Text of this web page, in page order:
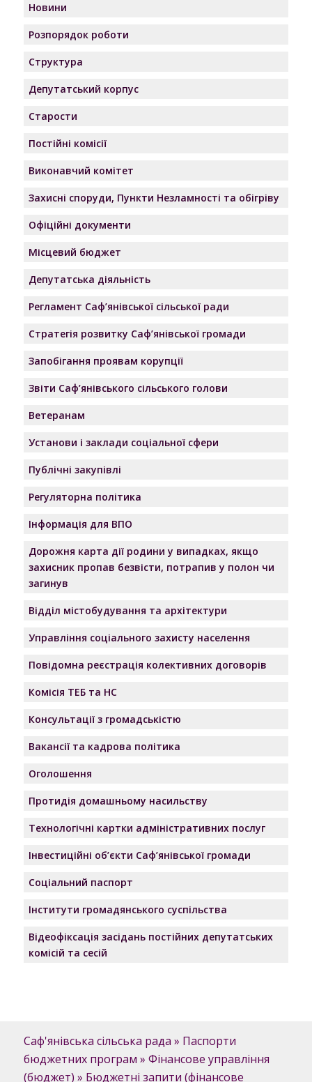
Новини
Розпорядок роботи
Структура
Депутатський корпус
Старости
Постійні комісії
Виконавчий комітет
Захисні споруди, Пункти Незламності та обігріву
Офіційні документи
Місцевий бюджет
Депутатська діяльність
Регламент Саф’янівської сільської ради
Стратегія розвитку Саф’янівської громади
Запобігання проявам корупції
Звіти Саф’янівського сільського голови
Ветеранам
Установи і заклади соціальної сфери
Публічні закупівлі
Регуляторна політика
Інформація для ВПО
Дорожня карта дії родини у випадках, якщо
захисник пропав безвісти, потрапив у полон чи
загинув
Відділ містобудування та архітектури
Управління соціального захисту населення
Повідомна реєстрація колективних договорів
Комісія ТЕБ та НС
Консультації з громадськістю
Вакансії та кадрова політика
Оголошення
Протидія домашньому насильству
Технологічні картки адміністративних послуг
Інвестиційні об’єкти Саф’янівської громади
Соціальний паспорт
Інститути громадянського суспільства
Відеофіксація засідань постійних депутатських
комісій та сесій
Саф'янівська сільська рада » Паспорти
бюджетних програм » Фінансове управління
(бюджет) » Бюджетні запити (фінансове